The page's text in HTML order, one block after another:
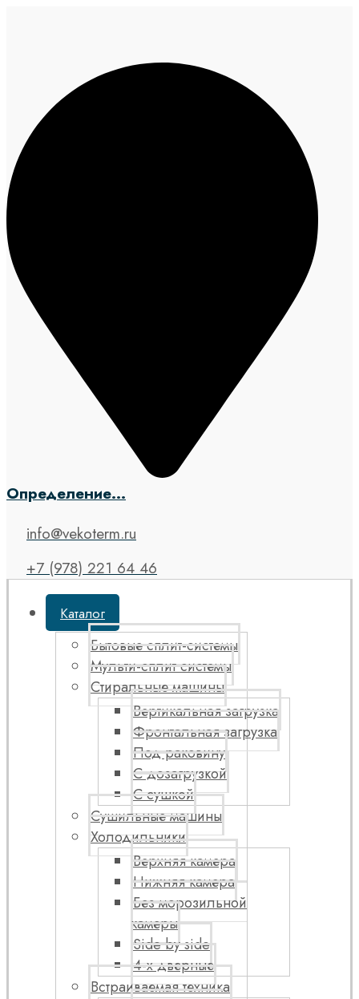
Определение...
info@vekoterm.ru
+7 (978) 221 64 46
Каталог
Бытовые сплит-системы
Мульти-сплит системы
Стиральные машины
Вертикальная загрузка
Фронтальная загрузка
Под раковину
С дозагрузкой
С сушкой
Сушильные машины
Холодильники
Верхняя камера
Нижняя камера
Без морозильной
камеры
Side by side
4-х дверные
Встраиваемая техника